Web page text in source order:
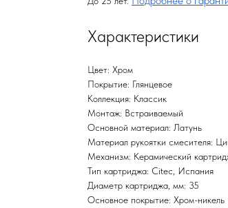
Характеристики
Цвет: Хром
Покрытие: Глянцевое
Коллекция: Классик
Монтаж: Встраиваемый
Основной материал: Латунь
Материал рукоятки смесителя:
Механизм: Керамический
Тип картриджа: Citec, Испания
Диаметр картриджа, мм: 35
Основное покрытие: Хром-никель